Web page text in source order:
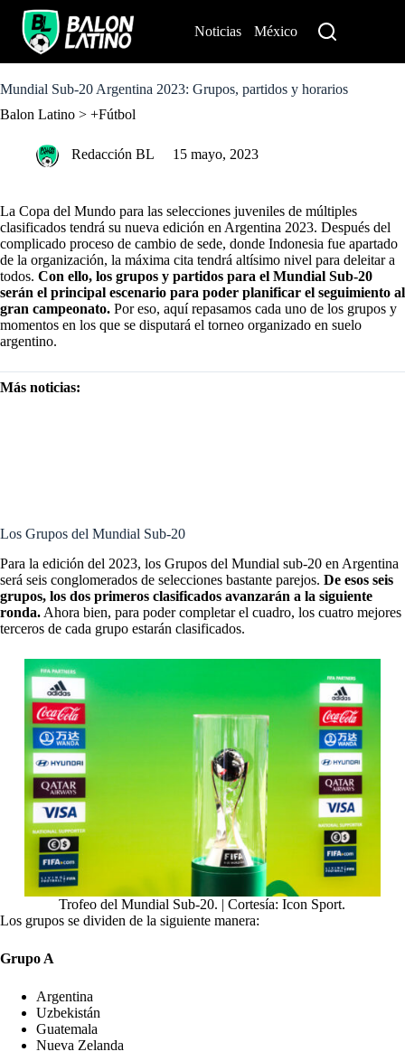
o
o
Noticias México
Mundial Sub-20 Argentina 2023: Grupos, partidos y horarios
Balon Latino > +Fútbol
Redacción BL 15 mayo, 2023
La Copa del Mundo para las selecciones juveniles de múltiples
clasificados tendrá su nueva edición en Argentina 2023. Después del
complicado proceso de cambio de sede, donde Indonesia fue apartado
de la organización, la máxima cita tendrá altísimo nivel para deleitar a
todos. Con ello, los grupos y partidos para el Mundial Sub-20
serán el principal escenario para poder planificar el seguimiento al
gran campeonato. Por eso, aquí repasamos cada uno de los grupos y
momentos en los que se disputará el torneo organizado en suelo
argentino.
Más noticias:
Los Grupos del Mundial Sub-20
Para la edición del 2023, los Grupos del Mundial sub-20 en Argentina
será seis conglomerados de selecciones bastante parejos. De esos seis
grupos, los dos primeros clasificados avanzarán a la siguiente
ronda. Ahora bien, para poder completar el cuadro, los cuatro mejores
terceros de cada grupo estarán clasificados.
Trofeo del Mundial Sub-20. | Cortesía: Icon Sport.
Los grupos se dividen de la siguiente manera:
Grupo A
Argentina
Uzbekistán
Guatemala
Nueva Zelanda